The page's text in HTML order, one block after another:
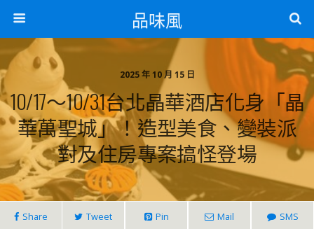
品味風
2025 年 10 月 15 日
10/17～10/31台北晶華酒店化身「晶
華萬聖城」！造型美食、變裝派
對及住房專案搞怪登場
Share Tweet Pin Mail SMS